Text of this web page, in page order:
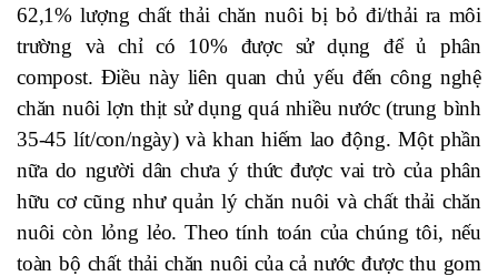
62,1% lượng chất thải chăn nuôi bị bỏ đi/thải ra môi
trường và chỉ có 10% được sử dụng để ủ phân
compost. Điều này liên quan chủ yếu đến công nghệ
chăn nuôi lợn thịt sử dụng quá nhiều nước (trung bình
35-45 lít/con/ngày) và khan hiếm lao động. Một phần
nữa do người dân chưa ý thức được vai trò của phân
hữu cơ cũng như quản lý chăn nuôi và chất thải chăn
nuôi còn lỏng lẻo. Theo tính toán của chúng tôi, nếu
toàn bộ chất thải chăn nuôi của cả nước được thu gom